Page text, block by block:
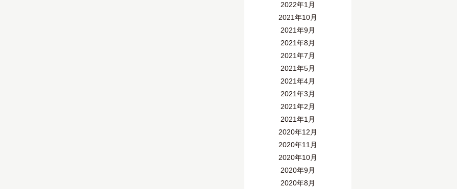
2022年1月
2021年10月
2021年9月
2021年8月
2021年7月
2021年5月
2021年4月
2021年3月
2021年2月
2021年1月
2020年12月
2020年11月
2020年10月
2020年9月
2020年8月